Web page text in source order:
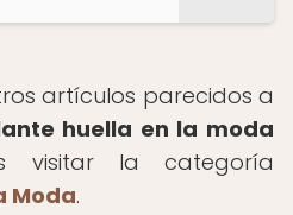
artículos parecidos a
huella en la moda
visitar la categoría
Moda.